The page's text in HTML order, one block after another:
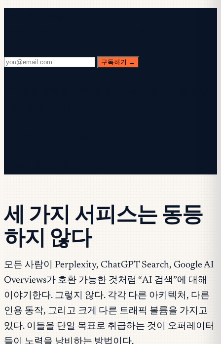
구독하기 →
세 가지 서피스는 동등
하지 않다
모든 사람이 Perplexity, ChatGPT Search, Google AI
Overviews가 호환 가능한 것처럼 “AI 검색”에 대해
이야기한다. 그렇지 않다. 각각 다른 아키텍처, 다른
인용 동작, 그리고 크게 다른 트래픽 볼륨을 가지고
있다. 이들을 단일 목표로 취급하는 것이 오퍼레이터
들이 노력을 낭비하는 방법이다.